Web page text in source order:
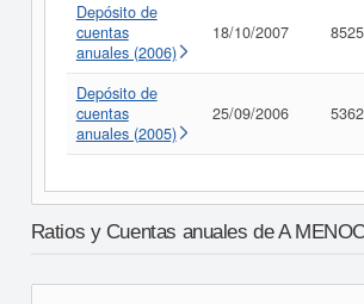
Depósito de
cuentas
anuales (2006)
18/10/2007
Depósito de
cuentas
anuales (2005)
25/09/2006
Ratios y Cuentas anuales de A